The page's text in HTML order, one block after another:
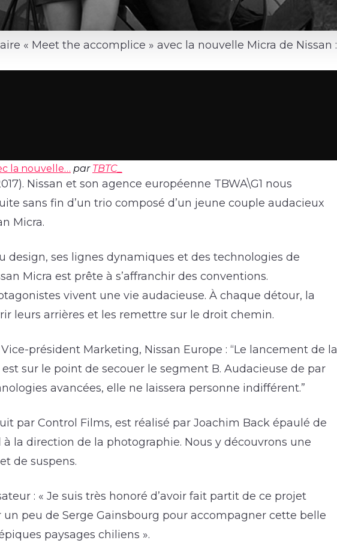
« Meet the accomplice » avec la nouvelle Micra de Nissan :
la nouvelle… par TBTC_
Nissan et son agence européenne TBWA\G1 nous
sans fin d’un trio composé d’un jeune couple audacieux
Micra.
design, ses lignes dynamiques et des technologies de
Micra est prête à s’affranchir des conventions.
vivent une vie audacieuse. À chaque détour, la
leurs arrières et les remettre sur le droit chemin.
président Marketing, Nissan Europe : “Le lancement de la
sur le point de secouer le segment B. Audacieuse de par
avancées, elle ne laissera personne indifférent.”
par Control Films, est réalisé par Joachim Back épaulé de
la direction de la photographie. Nous y découvrons une
de suspens.
: « Je suis très honoré d’avoir fait partit de ce projet
un peu de Serge Gainsbourg pour accompagner cette belle
paysages chiliens ».